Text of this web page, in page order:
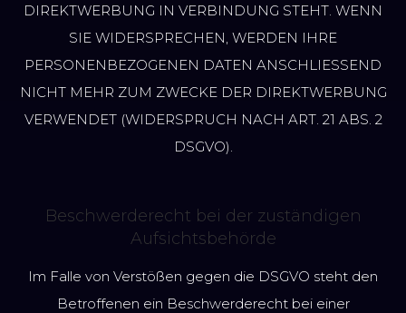
DIREKTWERBUNG IN VERBINDUNG STEHT. WENN
SIE WIDERSPRECHEN, WERDEN IHRE
PERSONENBEZOGENEN DATEN ANSCHLIESSEND
NICHT MEHR ZUM ZWECKE DER DIREKTWERBUNG
VERWENDET (WIDERSPRUCH NACH ART. 21 ABS. 2
DSGVO).
Beschwerderecht bei der zuständigen
Aufsichtsbehörde
Im Falle von Verstößen gegen die DSGVO steht den
Betroffenen ein Beschwerderecht bei einer